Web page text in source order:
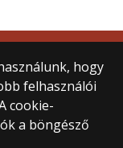
hogy
felhasználói
cookie-
a böngésző
Intézet
6–8.